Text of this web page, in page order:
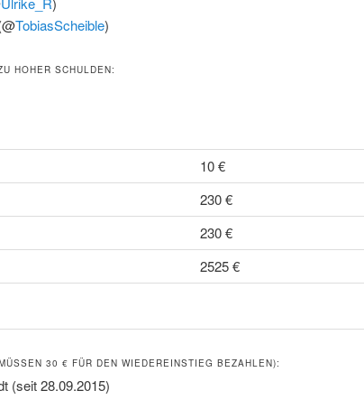
TobiasScheible)
HOHER SCHULDEN:
10 €
230 €
230 €
2525 €
30 € FÜR DEN WIEDEREINSTIEG BEZAHLEN):
(seit 28.09.2015)